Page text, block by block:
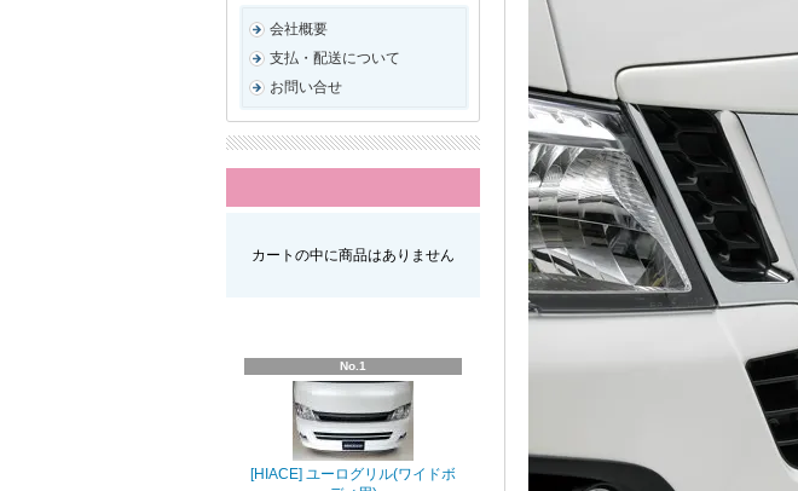
会社概要
支払・配送について
お問い合せ
カートの中に商品はありません
No.1
[HIACE] ユーログリル(ワイドボ